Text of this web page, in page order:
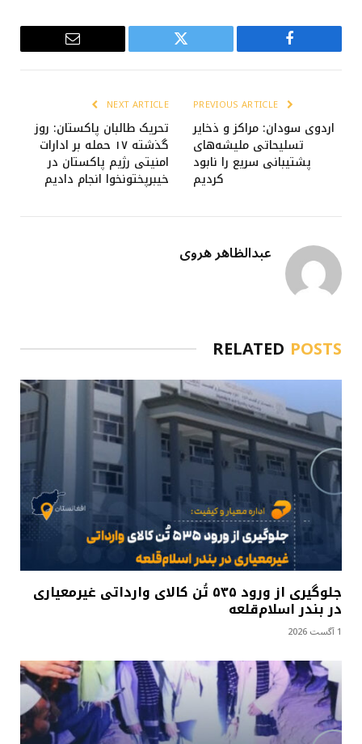
Facebook
Twitter
Email
اردوی سودان: مراکز و ذخایر
تسلیحاتی ملیشه‌های
پشتیبانی سریع را نابود
کردیم
NEXT ARTICLE
تحریک طالبان پاکستان: روز
گذشته ۱۷ حمله بر ادارات
امنیتی رژیم پاکستان در
خیبرپختونخوا انجام دادیم
عبدالظاهر هروی
RELATED POSTS
جلوگیری از ورود ۵۳۵ تُن کالای وارداتی غیرمعیاری
در بندر اسلام‌قلعه
1 آگست 2026